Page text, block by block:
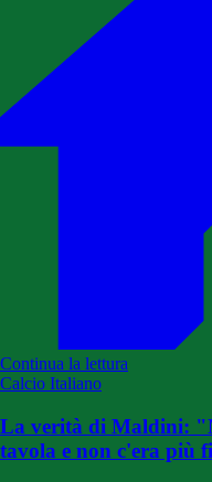
Continua la lettura
Calcio Italiano
La verità di Maldini:
tavola e non c'era più